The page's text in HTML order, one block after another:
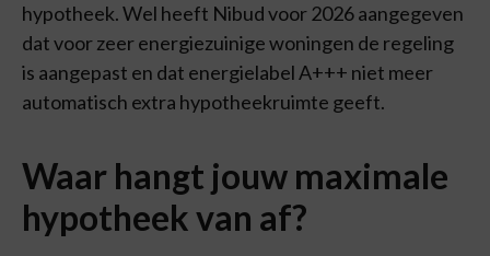
hypotheek. Wel heeft Nibud voor 2026 aangegeven
dat voor zeer energiezuinige woningen de regeling
is aangepast en dat energielabel A+++ niet meer
automatisch extra hypotheekruimte geeft.
Waar hangt jouw maximale
hypotheek van af?